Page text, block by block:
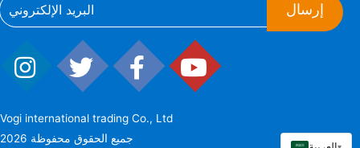
إرسال
Vogi international trading Co., Ltd
2026 جميع الحقوق محفوظة